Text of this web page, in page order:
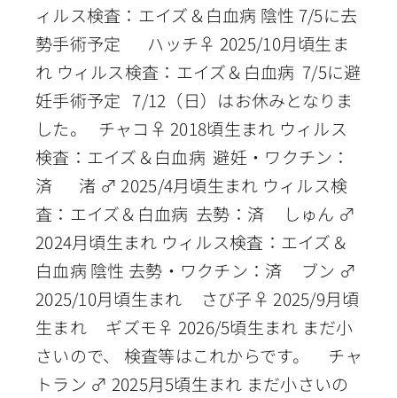
ィルス検査：エイズ＆白血病 陰性 7/5に去
勢手術予定 ハッチ♀ 2025/10月頃生ま
れ ウィルス検査：エイズ＆白血病 7/5に避
妊手術予定 7/12（日）はお休みとなりま
した。 チャコ♀ 2018頃生まれ ウィルス
検査：エイズ＆白血病 避妊・ワクチン：
済 渚 ♂ 2025/4月頃生まれ ウィルス検
査：エイズ＆白血病 去勢：済 しゅん ♂
2024月頃生まれ ウィルス検査：エイズ＆
白血病 陰性 去勢・ワクチン：済 ブン ♂
2025/10月頃生まれ さび子♀ 2025/9月頃
生まれ ギズモ♀ 2026/5頃生まれ まだ小
さいので、 検査等はこれからです。 チャ
トラン ♂ 2025月5頃生まれ まだ小さいの